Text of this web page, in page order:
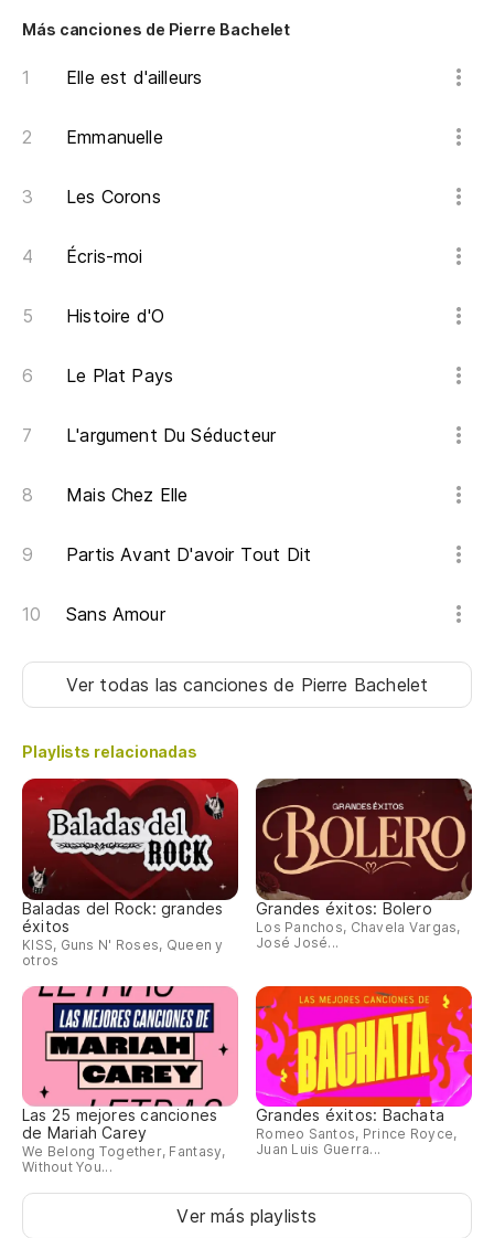
Más canciones de Pierre Bachelet
Elle est d'ailleurs
Emmanuelle
Les Corons
Écris-moi
Histoire d'O
Le Plat Pays
L'argument Du Séducteur
Mais Chez Elle
Partis Avant D'avoir Tout Dit
Sans Amour
Ver todas las cancionesde Pierre Bachelet
Playlists relacionadas
Baladas del Rock: grandes
éxitos
KISS, Guns N' Roses, Queen y
otros
Grandes éxitos: Bolero
Los Panchos, Chavela Vargas,
José José...
Las 25 mejores canciones
de Mariah Carey
We Belong Together, Fantasy,
Without You...
Grandes éxitos: Bachata
Romeo Santos, Prince Royce,
Juan Luis Guerra...
Ver más playlists